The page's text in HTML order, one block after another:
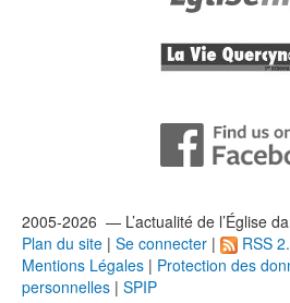
2005-2026 — L’actualité de l’Église
Plan du site | Se connecter | RSS
Mentions Légales | Protection des
personnelles | SPIP